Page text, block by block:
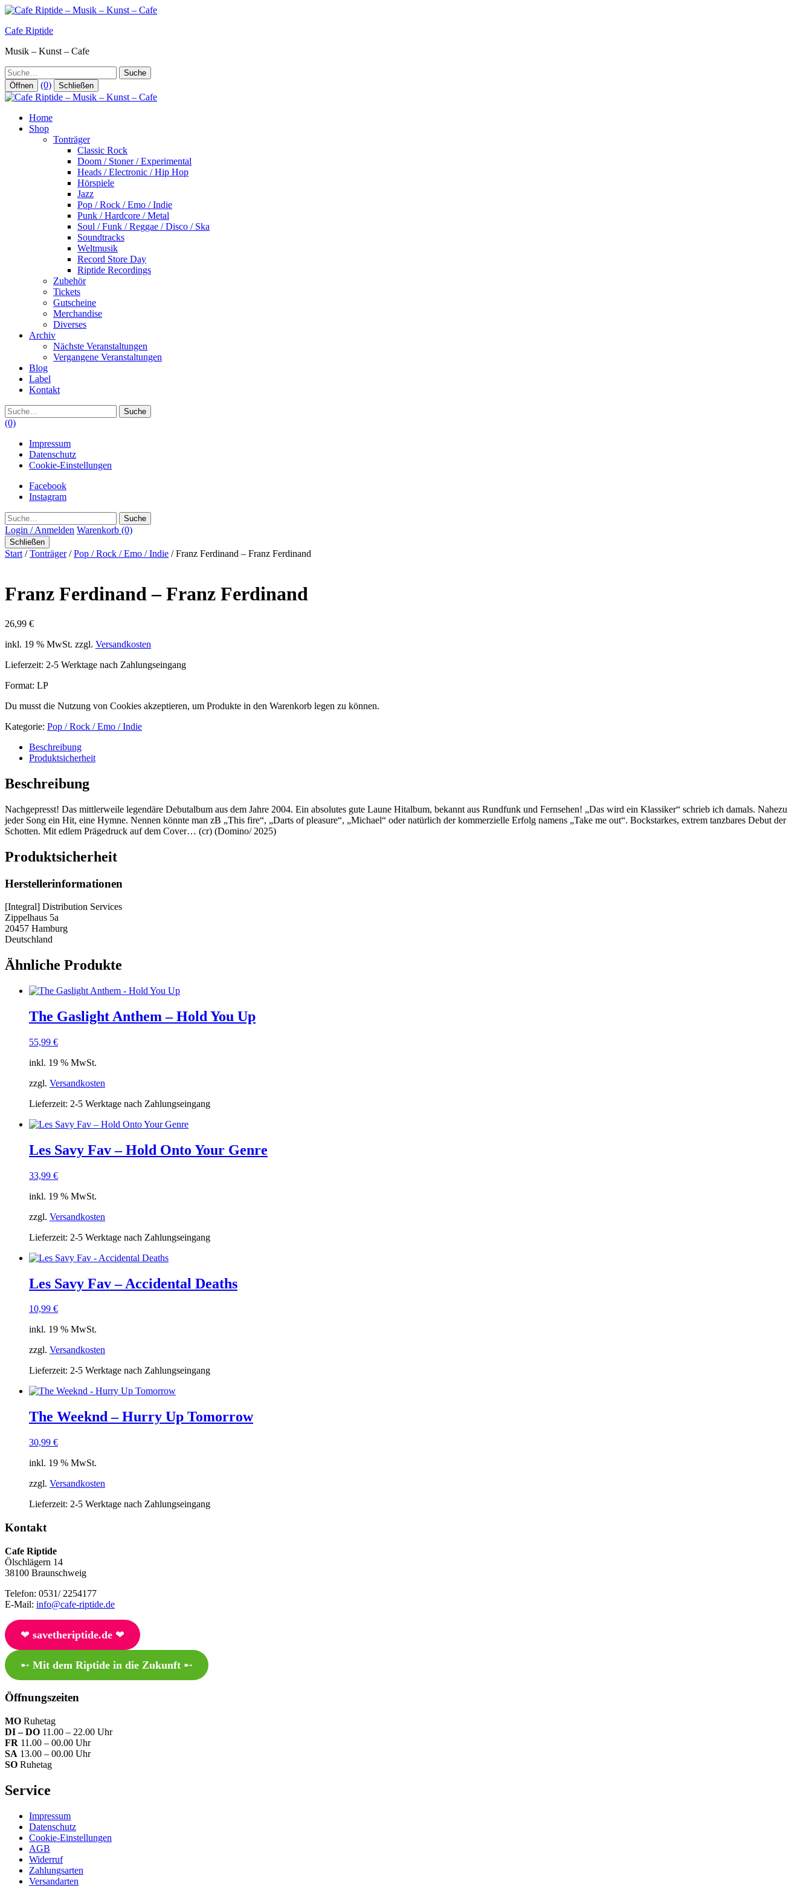
Zum
springen
Cafe Riptide
Musik – Kunst – Cafe
Suche
Öffnen (0) Schließen
Home
Shop
Tonträger
Classic Rock
Doom / Stoner / Experimental
Heads / Electronic / Hip Hop
Hörspiele
Jazz
Pop / Rock / Emo / Indie
Punk / Hardcore / Metal
Soul / Funk / Reggae / Disco / Ska
Soundtracks
Weltmusik
Record Store Day
Riptide Recordings
Zubehör
Tickets
Gutscheine
Merchandise
Diverses
Archiv
Nächste Veranstaltungen
Vergangene Veranstaltungen
Blog
Label
Kontakt
Suche
(0)
Impressum
Datenschutz
Cookie-Einstellungen
Facebook
Instagram
Suche
Login / Anmelden Warenkorb (0)
Schließen
Start /Tonträger/Pop / Rock / Emo / Indie / Franz Ferdinand – Franz Ferdinand
Franz Ferdinand – Franz Ferdinand
26,99 €
inkl. 19 % MwSt. zzgl. Versandkosten
Lieferzeit: 2-5 Werktage nach Zahlungseingang
Format: LP
Du musst die Nutzung von Cookies akzeptieren, um Produkte in den Warenkorb legen zu können.
Kategorie: Pop / Rock / Emo / Indie
Beschreibung
Produktsicherheit
Beschreibung
Nachgepresst! Das mittlerweile legendäre Debutalbum aus dem Jahre 2004. Ein absolutes gute Laune Hitalbum, bekannt aus Rundfunk und Fernsehen! „Das wird ein Klassiker“ schrieb ich damals. Nahezu
jeder Song ein Hit, eine Hymne. Nennen könnte man zB „This fire“, „Darts of pleasure“, „Michael“ oder natürlich der kommerzielle Erfolg namens „Take me out“. Bockstarkes, extrem tanzbares Debut der
Schotten. Mit edlem Prägedruck auf dem Cover… (cr) (Domino/ 2025)
Produktsicherheit
Herstellerinformationen
[Integral] Distribution Services
Zippelhaus 5a
20457 Hamburg
Deutschland
Ähnliche Produkte
The Gaslight Anthem – Hold You Up
55,99 €
inkl. 19 % MwSt.
zzgl. Versandkosten
Lieferzeit: 2-5 Werktage nach Zahlungseingang
Les Savy Fav – Hold Onto Your Genre
33,99 €
inkl. 19 % MwSt.
zzgl. Versandkosten
Lieferzeit: 2-5 Werktage nach Zahlungseingang
Les Savy Fav – Accidental Deaths
10,99 €
inkl. 19 % MwSt.
zzgl. Versandkosten
Lieferzeit: 2-5 Werktage nach Zahlungseingang
The Weeknd – Hurry Up Tomorrow
30,99 €
inkl. 19 % MwSt.
zzgl. Versandkosten
Lieferzeit: 2-5 Werktage nach Zahlungseingang
Kontakt
Cafe Riptide
Ölschlägern 14
38100 Braunschweig
Telefon: 0531/ 2254177
E-Mail: info@cafe-riptide.de
❤︎ savetheriptide.de❤︎
➸ Mit dem Riptide in die Zukunft➸
Öffnungszeiten
MO Ruhetag
DI – DO 11.00 – 22.00 Uhr
FR 11.00 – 00.00 Uhr
SA 13.00 – 00.00 Uhr
SO Ruhetag
Service
Impressum
Datenschutz
Cookie-Einstellungen
AGB
Widerruf
Zahlungsarten
Versandarten